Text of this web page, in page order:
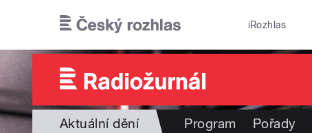
iRozhlas
Aktuální dění Program Pořady